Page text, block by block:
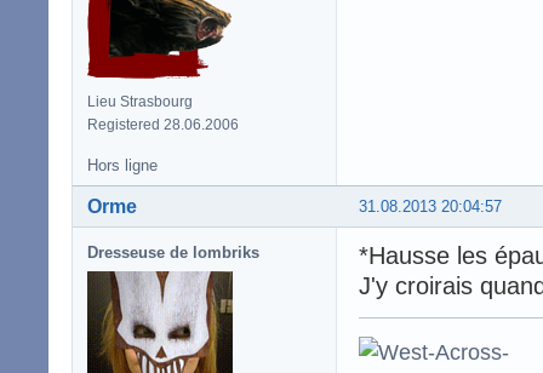
Lieu Strasbourg
Registered 28.06.2006
Hors ligne
31.08.2013 20:04:57
Orme
Dresseuse de lombriks
*Hausse les
J'y croirais